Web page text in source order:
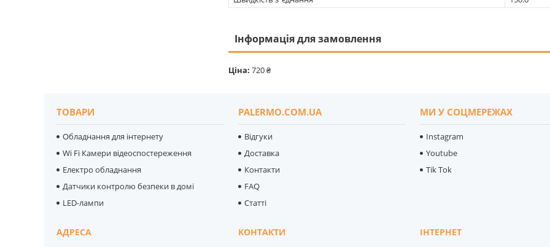
Інформація для замовлення
Ціна: 720 ₴
ТОВАРИ
Обладнання для інтернету
Wi Fi Камери відеоспостереження
Електро обладнання
Датчики контролю безпеки в домі
LED-лампи
PALERMO.COM.UA
Відгуки
Доставка
Контакти
FAQ
Статті
МИ У СОЦМЕРЕЖАХ
Instagram
Youtube
Tik Tok